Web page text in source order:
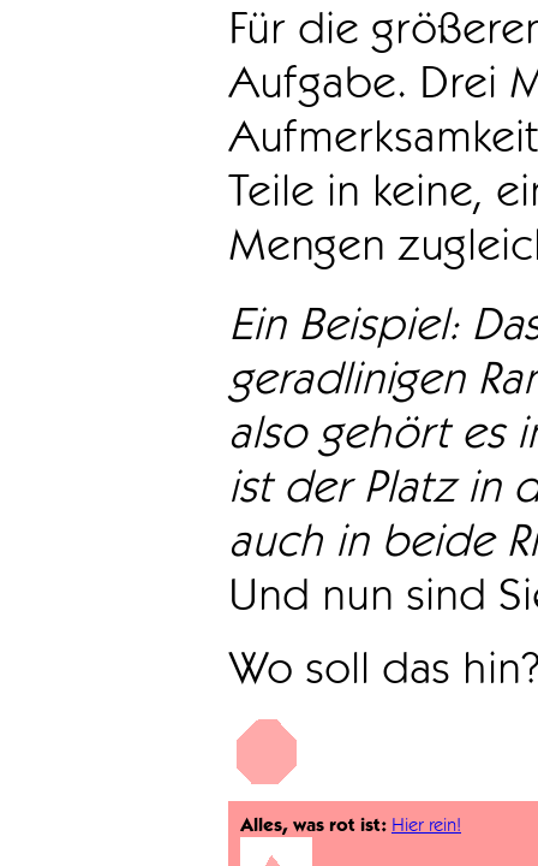
Für die
Aufgabe. Drei
Teile in keine,
Mengen
Ein Beispiel:
geradlinigen
also gehört es
ist der Platz in
auch in beide
Und nun sind
Wo soll das
Alles, was rot ist: Hier rein!